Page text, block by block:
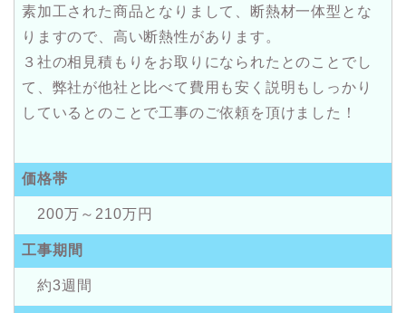
素加工された商品となりまして、断熱材一体型とな
りますので、高い断熱性があります。
３社の相見積もりをお取りになられたとのことでし
て、弊社が他社と比べて費用も安く説明もしっかり
しているとのことで工事のご依頼を頂けました！
価格帯
200万～210万円
工事期間
約3週間